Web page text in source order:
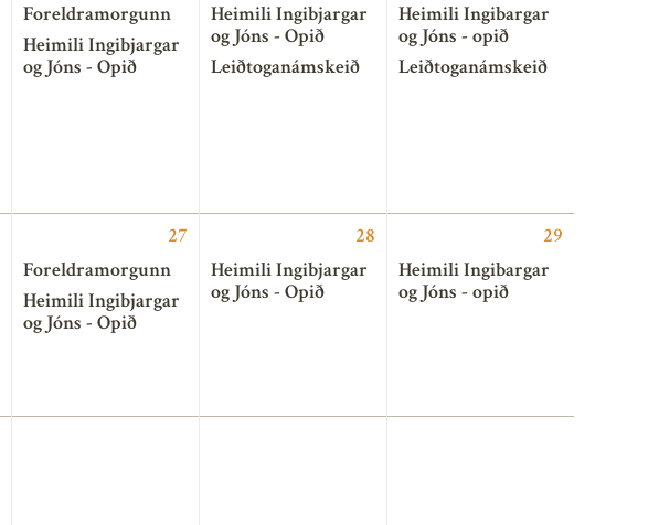
Foreldramorgunn
Heimili Ingibjargar
og Jóns - Opið
Heimili Ingibjargar
og Jóns - Opið
Leiðtoganámskeið
Heimili Ingibargar
og Jóns - opið
Leiðtoganámskeið
27
Foreldramorgunn
Heimili Ingibjargar
og Jóns - Opið
28
Heimili Ingibjargar
og Jóns - Opið
29
Heimili Ingibargar
og Jóns - opið